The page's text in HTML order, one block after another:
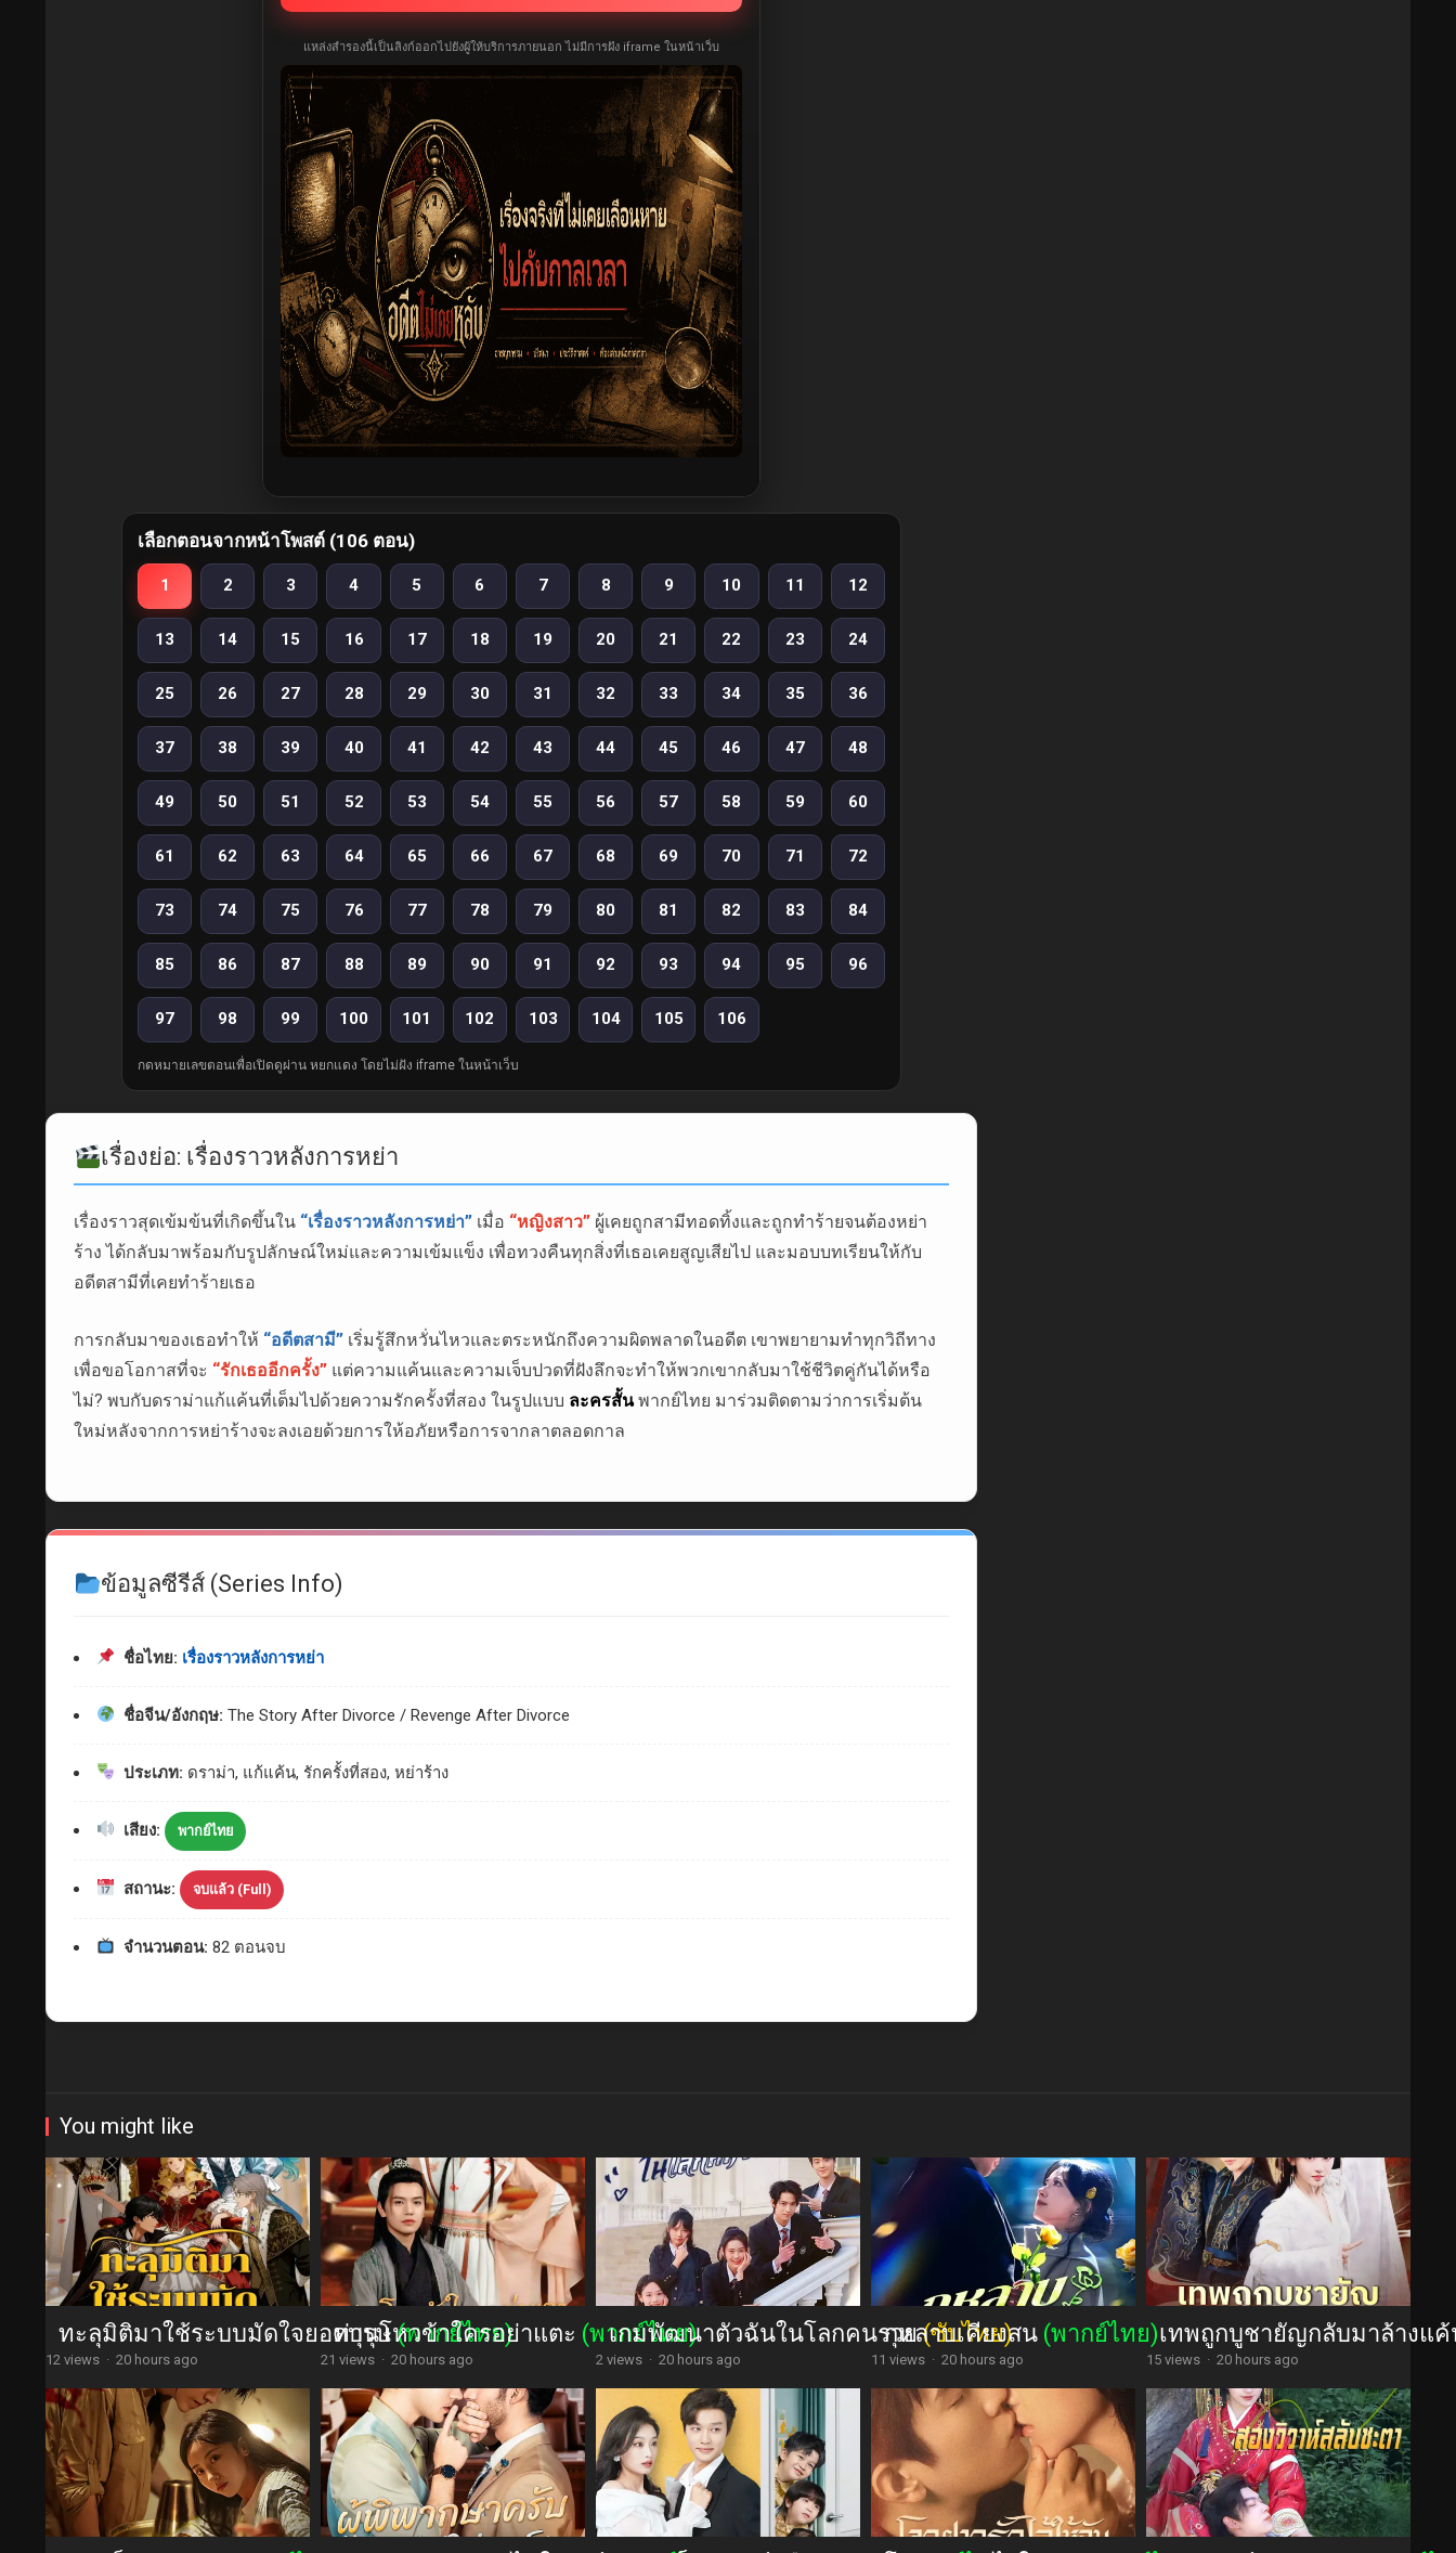
แหล่งสำรองนี้เป็นลิงก์ออกไปยังผู้ให้บริการภายนอก ไม่มีการฝัง iframe ในหน้าเว็บ
เลือกตอนจากหน้าโพสต์ (106 ตอน)
1 2 3 4 5 6 7 8 9 10 11 12
13 14 15 16 17 18 19 20 21 22 23 24
25 26 27 28 29 30 31 32 33 34 35 36
37 38 39 40 41 42 43 44 45 46 47 48
49 50 51 52 53 54 55 56 57 58 59 60
61 62 63 64 65 66 67 68 69 70 71 72
73 74 75 76 77 78 79 80 81 82 83 84
85 86 87 88 89 90 91 92 93 94 95 96
97 98 99 100 101 102 103 104 105 106
กดหมายเลขตอนเพื่อเปิดดูผ่าน หยกแดง โดยไม่ฝัง iframe ในหน้าเว็บ
เรื่องย่อ: เรื่องราวหลังการหย่า
เรื่องราวสุดเข้มข้นที่เกิดขึ้นใน “เรื่องราวหลังการหย่า” เมื่อ “หญิงสาว” ผู้เคยถูกสามีทอดทิ้งและถูกทำร้ายจนต้องหย่า
ร้าง ได้กลับมาพร้อมกับรูปลักษณ์ใหม่และความเข้มแข็ง เพื่อทวงคืนทุกสิ่งที่เธอเคยสูญเสียไป และมอบบทเรียนให้กับ
อดีตสามีที่เคยทำร้ายเธอ
การกลับมาของเธอทำให้ “อดีตสามี” เริ่มรู้สึกหวั่นไหวและตระหนักถึงความผิดพลาดในอดีต เขาพยายามทำทุกวิถีทาง
เพื่อขอโอกาสที่จะ “รักเธออีกครั้ง” แต่ความแค้นและความเจ็บปวดที่ฝังลึกจะทำให้พวกเขากลับมาใช้ชีวิตคู่กันได้หรือ
ไม่? พบกับดราม่าแก้แค้นที่เต็มไปด้วยความรักครั้งที่สอง ในรูปแบบ ละครสั้นพากย์ไทย มาร่วมติดตามว่าการเริ่มต้น
ใหม่หลังจากการหย่าร้างจะลงเอยด้วยการให้อภัยหรือการจากลาตลอดกาล
ข้อมูลซีรีส์ (Series Info)
ชื่อไทย: เรื่องราวหลังการหย่า
ชื่อจีน/อังกฤษ: The Story After Divorce / Revenge After Divorce
ประเภท: ดราม่า, แก้แค้น, รักครั้งที่สอง, หย่าร้าง
เสียง: พากย์ไทย
สถานะ: จบแล้ว (Full)
จำนวนตอน: 82 ตอนจบ
You might like
ทะลุมิติมาใช้ระบบมัดใจยอดบุรุษ(พากย์ไทย)
12 views · 20 hours ago
ท่านโหวข้าใครอย่าแตะ (พากย์ไทย)
21 views · 20 hours ago
เกมพัฒนาตัวฉันในโลกคนรวย(ซับไทย)
2 views · 20 hours ago
กุหลาบเคียงสน (พากย์ไทย)
11 views · 20 hours ago
เทพถูกบูชายัญกลับมาล้างแ
15 views · 20 hours ago